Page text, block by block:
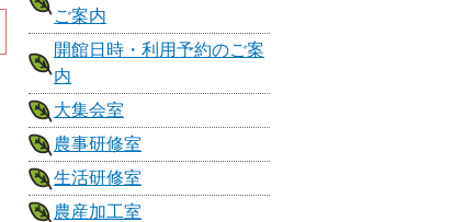
ご案内
開館日時・利用予約のご案
内
大集会室
農事研修室
生活研修室
農産加工室